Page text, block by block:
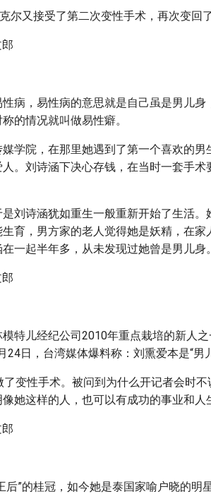
尔又接受了第二次变性手术，再次变回
病，易性病的意思就是自己虽是男儿身
的情况就叫做易性癖。
学院，在那里她遇到了第一个喜欢的男
。刘诗涵下决心存钱，在当时一套手术
刘诗涵犹如重生一般重新开始了生活。
育，男方家的老人觉得她是妖精，在家
一起半年多，从未发现过她曾是男儿身。
特儿经纪公司2010年重点栽培的新人
日，台湾媒体爆料称：刘熏爱本是“男儿
变性手术。被问到为什么开记者会时不
她这样的人，也可以有成功的事业和人
”的桂冠，如今她是泰国家喻户晓的明